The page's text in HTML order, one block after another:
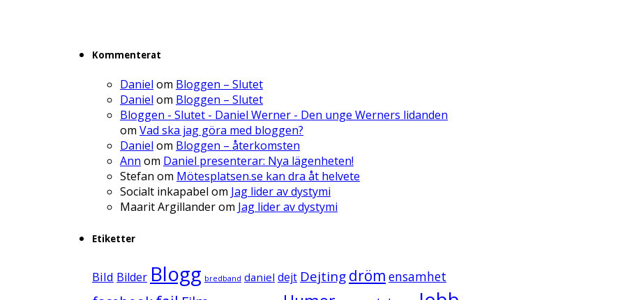
Kommenterat
Daniel om Bloggen – Slutet
Daniel om Bloggen – Slutet
Bloggen - Slutet - Daniel Werner - Den unge Werners lidanden
om Vad ska jag göra med bloggen?
Daniel om Bloggen – återkomsten
Ann om Daniel presenterar: Nya lägenheten!
Stefan om Mötesplatsen.se kan dra åt helvete
Socialt inkapabel om Jag lider av dystymi
Maarit Argillanderom Jag lider av dystymi
Etiketter
Bild Bilder Blogg bredband daniel dejt Dejtingdröm ensamhet